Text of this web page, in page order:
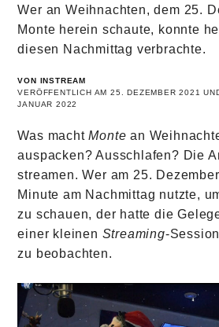
Wer an Weihnachten, dem 25.
Monte herein schaute, konnte
diesen Nachmittag verbrachte.
VON INSTREAM
VERÖFFENTLICH AM 25. DEZEMBER 2021
JANUAR 2022
Was machtMonte an
auspacken? Ausschlafen? Die
streamen. Wer am 25.
Minute am Nachmittag nutzte,
zu schauen, der hatte die
einer kleinen Streaming-
zu beobachten.